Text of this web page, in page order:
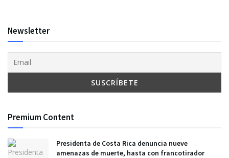
Newsletter
Premium Content
Presidenta de Costa Rica denuncia nueve
amenazas de muerte, hasta con francotirador